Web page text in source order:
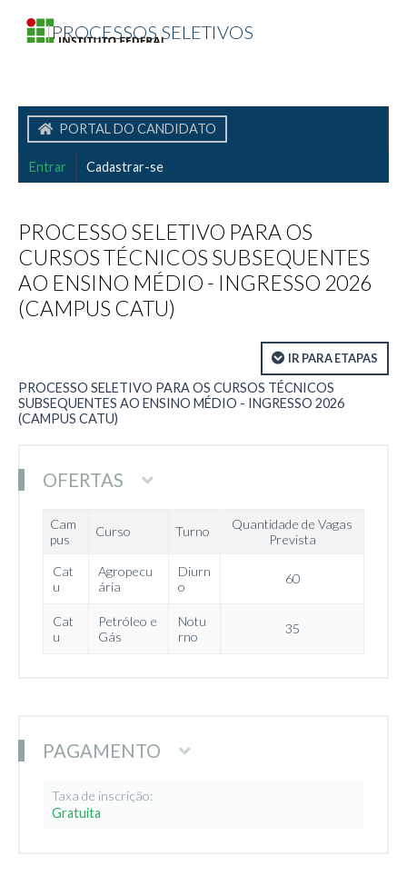
|PROCESSOS SELETIVOS
PORTAL DO CANDIDATO
Entrar Cadastrar-se
PROCESSO SELETIVO PARA OS
CURSOS TÉCNICOS SUBSEQUENTES
AO ENSINO MÉDIO - INGRESSO 2026
(CAMPUS CATU)
IR PARA ETAPAS
PROCESSO SELETIVO PARA OS CURSOS TÉCNICOS
SUBSEQUENTES AO ENSINO MÉDIO - INGRESSO 2026
(CAMPUS CATU)
OFERTAS
Cam
pus
Curso Turno
Quantidade de Vagas
Prevista
Cat
u
Agropecu
ária
Diurn
o
60
Cat
u
Petróleo e
Gás
Notu
rno
35
PAGAMENTO
Taxa de inscrição:
Gratuita